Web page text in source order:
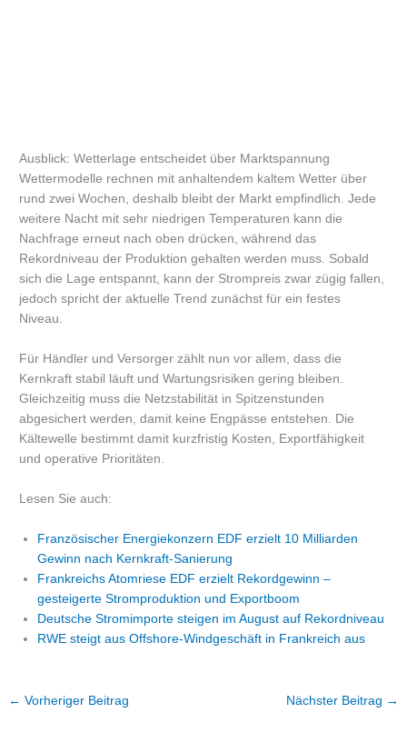
Ausblick: Wetterlage entscheidet über Marktspannung
Wettermodelle rechnen mit anhaltendem kaltem Wetter über
rund zwei Wochen, deshalb bleibt der Markt empfindlich. Jede
weitere Nacht mit sehr niedrigen Temperaturen kann die
Nachfrage erneut nach oben drücken, während das
Rekordniveau der Produktion gehalten werden muss. Sobald
sich die Lage entspannt, kann der Strompreis zwar zügig fallen,
jedoch spricht der aktuelle Trend zunächst für ein festes
Niveau.
Für Händler und Versorger zählt nun vor allem, dass die
Kernkraft stabil läuft und Wartungsrisiken gering bleiben.
Gleichzeitig muss die Netzstabilität in Spitzenstunden
abgesichert werden, damit keine Engpässe entstehen. Die
Kältewelle bestimmt damit kurzfristig Kosten, Exportfähigkeit
und operative Prioritäten.
Lesen Sie auch:
Französischer Energiekonzern EDF erzielt 10 Milliarden
Gewinn nach Kernkraft-Sanierung
Frankreichs Atomriese EDF erzielt Rekordgewinn –
gesteigerte Stromproduktion und Exportboom
Deutsche Stromimporte steigen im August auf Rekordniveau
RWE steigt aus Offshore-Windgeschäft in Frankreich aus
← Vorheriger Beitrag Nächster Beitrag →